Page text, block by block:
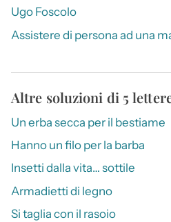
Ugo Foscolo
Assistere di persona ad una
Altre soluzioni di 5
Un erba secca per il bestiame
Hanno un filo per la barba
Insetti dalla vita… sottile
Armadietti di legno
Si taglia con il rasoio